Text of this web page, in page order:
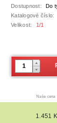
Dostupnost:
Do
Katalogové číslo:
Velikost:
1/1
Naše cena
1.451